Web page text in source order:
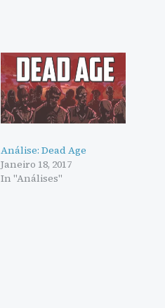
Análise: Dead Age
Janeiro 18, 2017
In "Análises"